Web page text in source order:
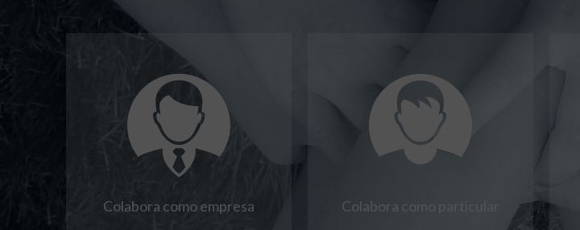
Colabora como empresa Colabora como particular